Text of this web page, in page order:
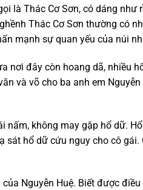
là Thác Cơ Sơn, có dáng như
Thác Cơ Sơn thường có
mạnh sự quan yếu của núi
nơi đây còn hoang dã, nhiều
và võ cho ba anh em
nấm, không may gặp hổ dữ.
sát hổ dữ cứu nguy cho cô gái.
Nguyễn Huệ. Biết được